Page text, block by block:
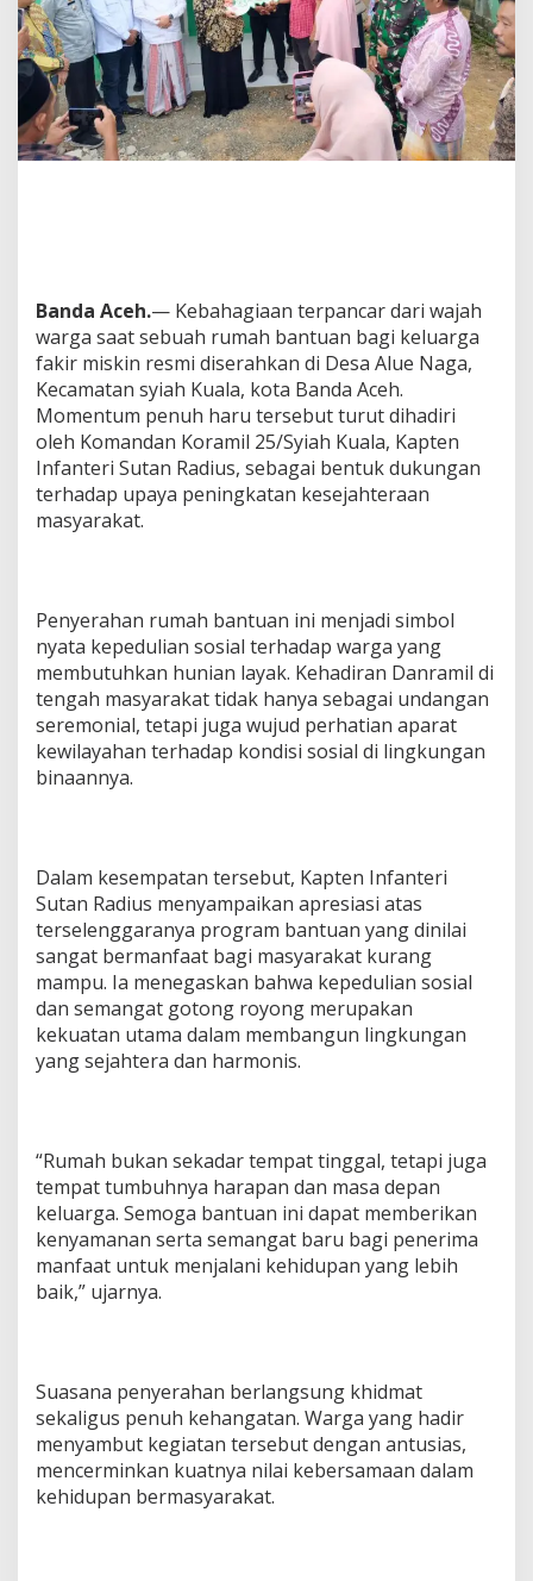
r
g
a
a
n
r
d
i
i
P
e
n
y
e
r
u
m
a
h
B
a
n
Banda Aceh.— Kebahagiaan terpancar dari wajah
warga saat sebuah rumah bantuan bagi keluarga
fakir miskin resmi diserahkan di Desa Alue Naga,
Kecamatan syiah Kuala, kota Banda Aceh.
Momentum penuh haru tersebut turut dihadiri
oleh Komandan Koramil 25/Syiah Kuala, Kapten
Infanteri Sutan Radius, sebagai bentuk dukungan
terhadap upaya peningkatan kesejahteraan
masyarakat.
Penyerahan rumah bantuan ini menjadi simbol
nyata kepedulian sosial terhadap warga yang
membutuhkan hunian layak. Kehadiran Danramil di
tengah masyarakat tidak hanya sebagai undangan
seremonial, tetapi juga wujud perhatian aparat
kewilayahan terhadap kondisi sosial di lingkungan
binaannya.
Dalam kesempatan tersebut, Kapten Infanteri
Sutan Radius menyampaikan apresiasi atas
terselenggaranya program bantuan yang dinilai
sangat bermanfaat bagi masyarakat kurang
mampu. Ia menegaskan bahwa kepedulian sosial
dan semangat gotong royong merupakan
kekuatan utama dalam membangun lingkungan
yang sejahtera dan harmonis.
“Rumah bukan sekadar tempat tinggal, tetapi juga
tempat tumbuhnya harapan dan masa depan
keluarga. Semoga bantuan ini dapat memberikan
kenyamanan serta semangat baru bagi penerima
manfaat untuk menjalani kehidupan yang lebih
baik,” ujarnya.
Suasana penyerahan berlangsung khidmat
sekaligus penuh kehangatan. Warga yang hadir
menyambut kegiatan tersebut dengan antusias,
mencerminkan kuatnya nilai kebersamaan dalam
kehidupan bermasyarakat.